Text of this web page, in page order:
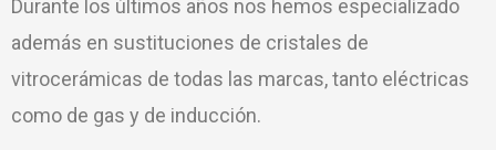
Durante los últimos años nos hemos especializado
además en sustituciones de cristales de
vitrocerámicas de todas las marcas, tanto eléctricas
como de gas y de inducción.